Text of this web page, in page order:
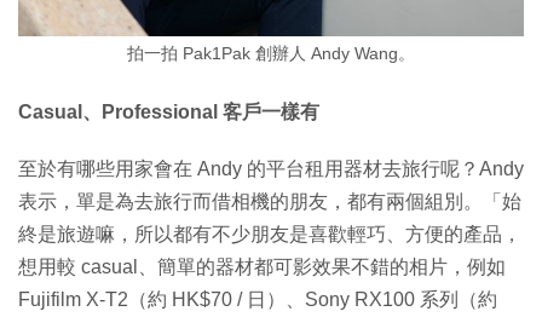
拍一拍 Pak1Pak 創辦人 Andy Wang。
Casual、Professional 客戶一樣有
至於有哪些用家會在 Andy 的平台租用器材去旅行呢？Andy
表示，單是為去旅行而借相機的朋友，都有兩個組別。「始
終是旅遊嘛，所以都有不少朋友是喜歡輕巧、方便的產品，
想用較 casual、簡單的器材都可影效果不錯的相片，例如
Fujifilm X-T2（約 HK$70 / 日）、Sony RX100 系列（約